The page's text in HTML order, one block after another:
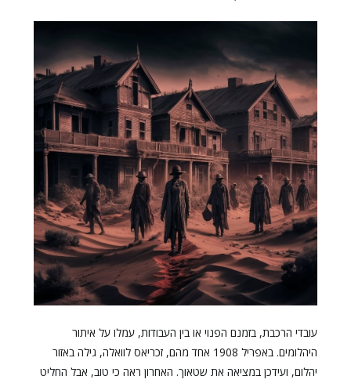
עובדי הרכבת, בזמנם הפנוי או בין העבודות, עמלו על איתור
היהלומים. באפריל 1908 אחד מהם, זכריאס לוואלה, גילה באזור
יהלום, ועידכן במציאה את שטאוך. האחרון ראה כי טוב, אבל החליט